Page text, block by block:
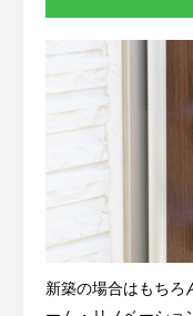
新築の場合はもちろ